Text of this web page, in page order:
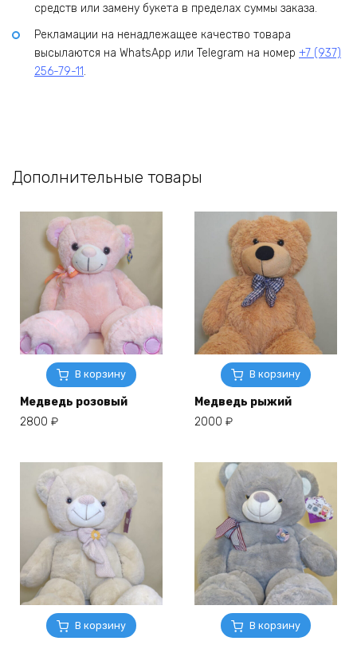
средств или замену букета в пределах суммы заказа.
Рекламации на ненадлежащее качество товара
высылаются на WhatsApp или Telegram на номер +7 (937)
256-79-11.
Дополнительные товары
В корзину
Медведь розовый
2800 ₽
В корзину
Медведь рыжий
2000 ₽
В корзину В корзину